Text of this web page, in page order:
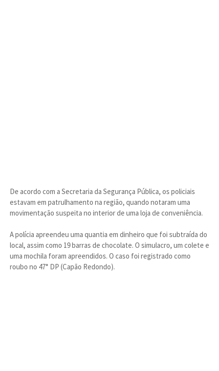
De acordo com a Secretaria da Segurança Pública, os policiais
estavam em patrulhamento na região, quando notaram uma
movimentação suspeita no interior de uma loja de conveniência.
A polícia apreendeu uma quantia em dinheiro que foi subtraída do
local, assim como 19 barras de chocolate. O simulacro, um colete e
uma mochila foram apreendidos. O caso foi registrado como
roubo no 47° DP (Capão Redondo).